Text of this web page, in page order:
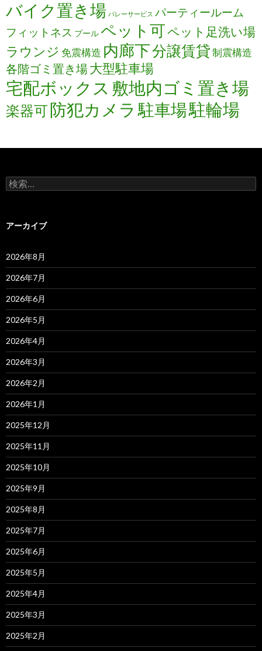
バイク置き場 バレーサービス パーティールーム
フィットネス プールペット可ペット足洗い場
ラウンジ 免震構造 内廊下分譲賃貸制震構造
各階ゴミ置き場大型駐車場
宅配ボックス 敷地内ゴミ置き場
楽器可防犯カメラ 駐車場駐輪場
検
索:
アーカイブ
2026年8月
2026年7月
2026年6月
2026年5月
2026年4月
2026年3月
2026年2月
2026年1月
2025年12月
2025年11月
2025年10月
2025年9月
2025年8月
2025年7月
2025年6月
2025年5月
2025年4月
2025年3月
2025年2月